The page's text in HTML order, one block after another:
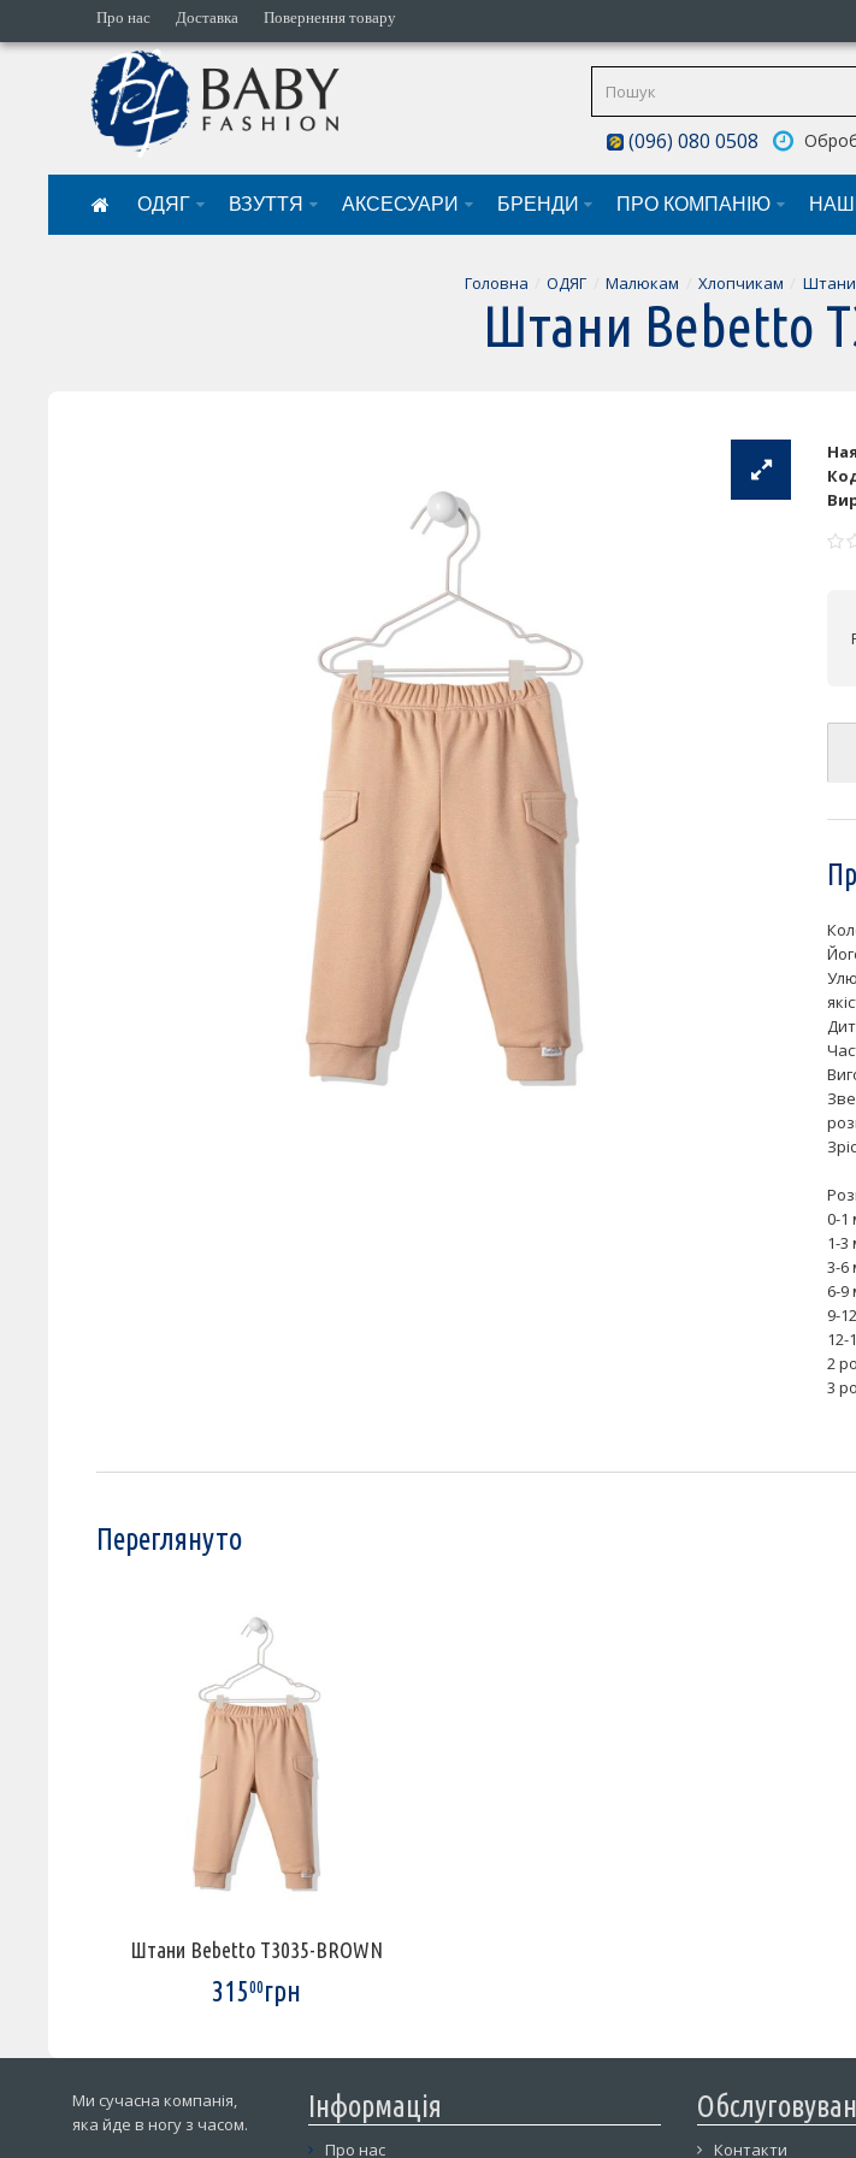
Про нас Доставка Повернення товару
(096) 080 0508
ОДЯГ ВЗУТТЯ АКСЕСУАРИ БРЕНДИ ПРО КОМПАНІЮ
Головна ОДЯГ Малюкам Хлопчикам
Штани Bebetto
0-1
1-3
3-6
6-9
9-
12-
2
3
Переглянуто
Штани Bebetto T3035-BROWN
31500грн
Ми сучасна компанія,
яка йде в ногу з часом.
Інформація
Про нас Контакти